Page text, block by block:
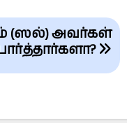
(ஸல்) அவர்கள்